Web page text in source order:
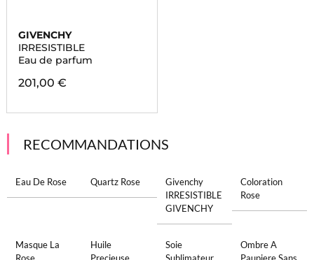
GIVENCHY
IRRESISTIBLE
Eau de parfum
201,00 €
RECOMMANDATIONS
Eau De Rose Quartz Rose
Givenchy
IRRESISTIBLE
GIVENCHY
Coloration
Rose
Masque La
Huile
Soie
Ombre A